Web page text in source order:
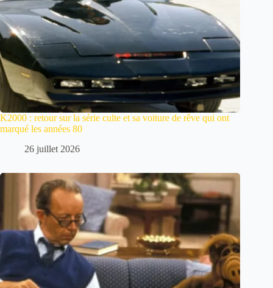
K2000 : retour sur la série culte et sa voiture de rêve qui ont
marqué les années 80
26 juillet 2026